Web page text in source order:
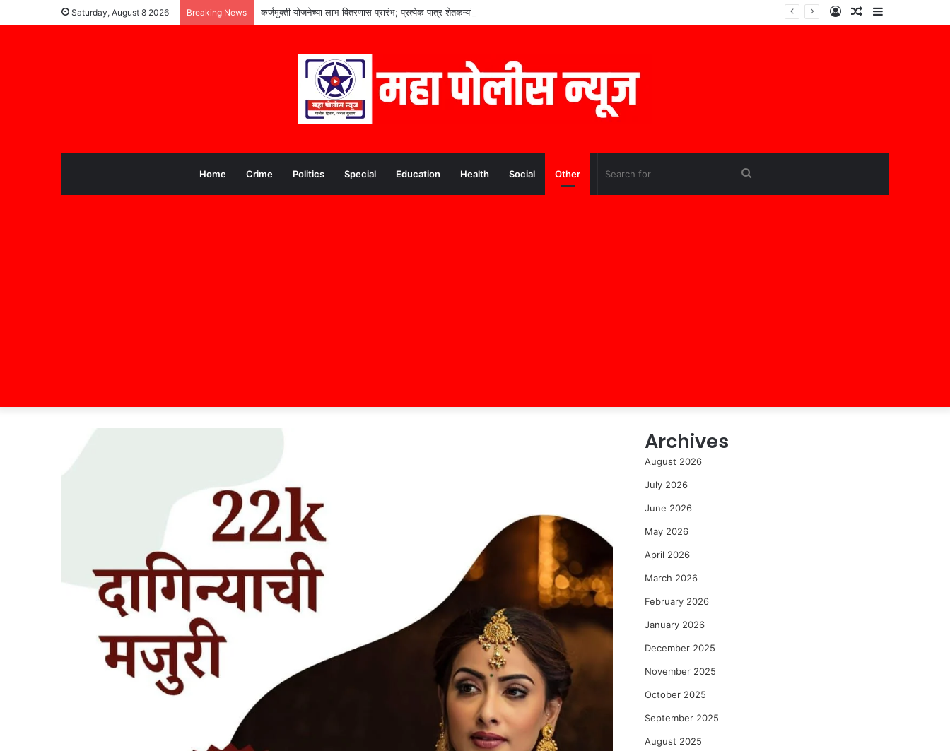
Saturday, August 8 2026 Breaking News कर्जमुक्ती योजनेच्या लाभ वितरणास प्रारंभ; प्रत्येक पात्र शेतकऱ्यांना लाभ मिळणार– मुख्यमंत्री देवेंद्र फडणवीस Sidebar
Random
Log
Home Crime Politics Special Education Health Social Other
Archives
August 2026
July 2026
June 2026
May 2026
April 2026
March 2026
February 2026
January 2026
December 2025
November 2025
October 2025
September 2025
August 2025